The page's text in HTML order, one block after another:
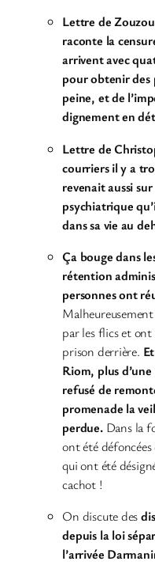
Lettre de
raconte la
arrivent avec
pour obtenir des
peine, et de
dignement en
Lettre de
courriers il y a
revenait aussi
psychiatrique
dans sa vie au
Ça bouge dans
rétention
personnes ont
par les flics et
prison derrière.
Riom, plus
refusé de
promenade la
perdue.Dans la
ont été
qui ont été
cachot !
On discute des
depuis la loi
l’arrivée